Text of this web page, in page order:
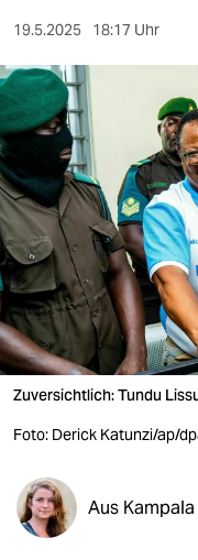
sport
berlin
nord
wahrheit
verlag
verlag
veranstaltungen
shop
fragen & hilfe
unterstützen
abo
genossenschaft
19.5.2025 18:17 Uhr
Zuversichtlich: Tundu
Foto: Derick Katunzi/ap/
Aus Kampala